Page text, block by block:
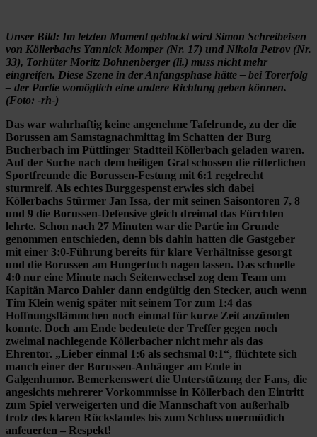
Unser Bild: Im letzten Moment geblockt wird Simon Schreibeisen
von Köllerbachs Yannick Momper (Nr. 17) und Nikola Petrov (Nr.
33), Torhüter Moritz Bohnenberger (li.) muss nicht mehr
eingreifen. Diese Szene in der Anfangsphase hätte – bei Torerfolg
– der Partie womöglich eine andere Richtung geben können.
(Foto: -rh-)
Das war wahrhaftig keine angenehme Tafelrunde, zu der die
Borussen am Samstagnachmittag im Schatten der Burg
Bucherbach im Püttlinger Stadtteil Köllerbach geladen waren.
Auf der Suche nach dem heiligen Gral schossen die ritterlichen
Sportfreunde die Borussen-Festung mit 6:1 regelrecht
sturmreif. Als echtes Burggespenst erwies sich dabei
Köllerbachs Stürmer Jan Issa, der mit seinen Saisontoren 7, 8
und 9 die Borussen-Defensive gleich dreimal das Fürchten
lehrte. Schon nach 27 Minuten war die Partie im Grunde
genommen entschieden, denn bis dahin hatten die Gastgeber
mit einer 3:0-Führung bereits für klare Verhältnisse gesorgt
und die Borussen am Hungertuch nagen lassen. Das schnelle
4:0 nur eine Minute nach Seitenwechsel zog dem Team um
Kapitän Marco Dahler dann endgültig den Stecker, auch wenn
Tim Klein wenig später mit seinem Tor zum 1:4 das
Hoffnungsflämmchen noch einmal für kurze Zeit anzünden
konnte. Doch am Ende bedeutete der Treffer gegen noch
zweimal nachlegende Köllerbacher nicht mehr als das
Ehrentor. „Lieber einmal 1:6 als sechsmal 0:1“, flüchtete sich
manch einer der Borussen-Anhänger am Ende in
Galgenhumor. Bemerkenswert die Unterstützung der Fans, die
angesichts mehrerer Vorkommnisse in Köllerbach den Eintritt
zum Spiel verweigerten und die Mannschaft von außerhalb
trotz des klaren Rückstandes bis zum Schluss unermüdich
anfeuerten – Respekt!